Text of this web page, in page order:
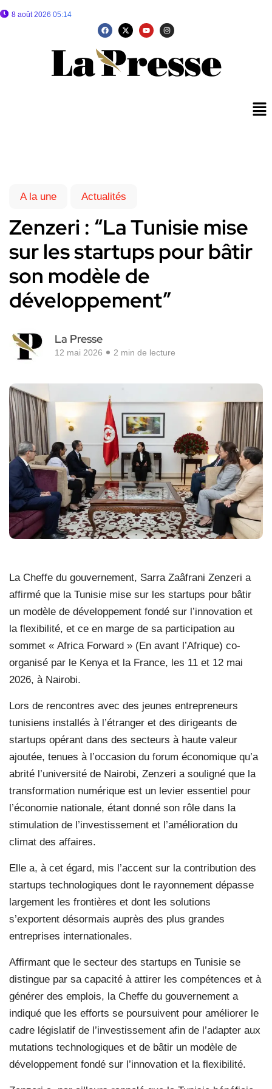
8 août 2026 05:14
A la une Actualités
Zenzeri : “La Tunisie mise
sur les startups pour bâtir
son modèle de
développement”
La Presse
12 mai 2026 2 min de lecture
La Cheffe du gouvernement, Sarra Zaâfrani Zenzeri a
affirmé que la Tunisie mise sur les startups pour bâtir
un modèle de développement fondé sur l’innovation et
la flexibilité, et ce en marge de sa participation au
sommet « Africa Forward » (En avant l’Afrique) co-
organisé par le Kenya et la France, les 11 et 12 mai
2026, à Nairobi.
Lors de rencontres avec des jeunes entrepreneurs
tunisiens installés à l’étranger et des dirigeants de
startups opérant dans des secteurs à haute valeur
ajoutée, tenues à l’occasion du forum économique qu’a
abrité l’université de Nairobi, Zenzeri a souligné que la
transformation numérique est un levier essentiel pour
l’économie nationale, étant donné son rôle dans la
stimulation de l’investissement et l’amélioration du
climat des affaires.
Elle a, à cet égard, mis l’accent sur la contribution des
startups technologiques dont le rayonnement dépasse
largement les frontières et dont les solutions
s’exportent désormais auprès des plus grandes
entreprises internationales.
Affirmant que le secteur des startups en Tunisie se
distingue par sa capacité à attirer les compétences et à
générer des emplois, la Cheffe du gouvernement a
indiqué que les efforts se poursuivent pour améliorer le
cadre législatif de l’investissement afin de l’adapter aux
mutations technologiques et de bâtir un modèle de
développement fondé sur l’innovation et la flexibilité.